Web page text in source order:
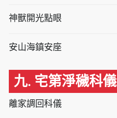
神獸開光點眼
安山海鎮安座
九. 宅第淨穢科儀
離家調回科儀